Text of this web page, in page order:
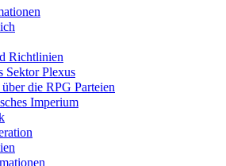
Richtlinien
Plexus
die RPG Parteien
Imperium